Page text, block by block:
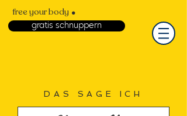
free your body .
gratis schnuppern
DAS SAGE ICH